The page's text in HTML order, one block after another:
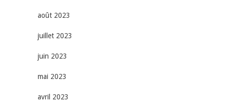
août 2023
juillet 2023
juin 2023
mai 2023
avril 2023